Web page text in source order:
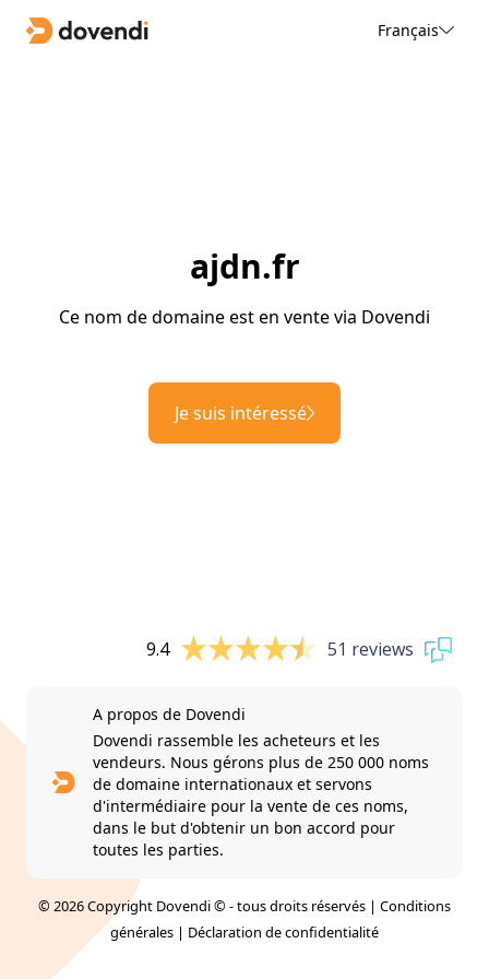
Français
ajdn.fr
Ce nom de domaine est en vente via Dovendi
Je suis intéressé
9.4 51 reviews
A propos de Dovendi
Dovendi rassemble les acheteurs et les
vendeurs. Nous gérons plus de 250 000 noms
de domaine internationaux et servons
d'intermédiaire pour la vente de ces noms,
dans le but d'obtenir un bon accord pour
toutes les parties.
© 2026 Copyright Dovendi © - tous droits réservés | Conditions
générales | Déclaration de confidentialité